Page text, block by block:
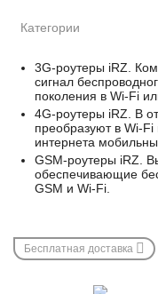
Категории
3G-роутеры iRZ.
сигнал
поколения в Wi-Fi
4G-роутеры iRZ. В
преобразуют в Wi-Fi
интернета
GSM-роутеры iRZ.
обеспечивающие
GSM и Wi-Fi.
Бесплатная доставка